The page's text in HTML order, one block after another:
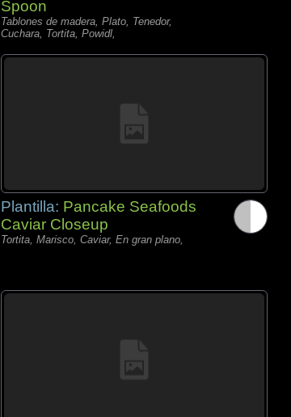
Spoon
Tablones de madera, Plato, Tenedor,
Cuchara, Tortita, Powidl,
Plantilla: Pancake Seafoods
Caviar Closeup
Tortita, Marisco, Caviar, En gran plano,